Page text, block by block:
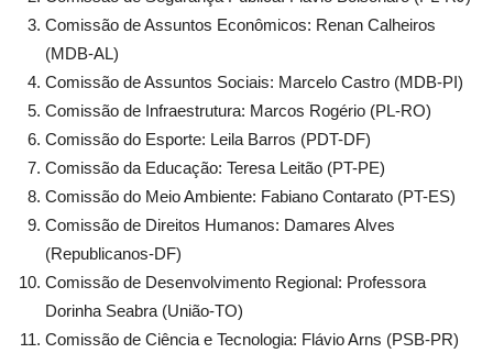
Comissão de Assuntos Econômicos: Renan Calheiros
(MDB-AL)
Comissão de Assuntos Sociais: Marcelo Castro (MDB-PI)
Comissão de Infraestrutura: Marcos Rogério (PL-RO)
Comissão do Esporte: Leila Barros (PDT-DF)
Comissão da Educação: Teresa Leitão (PT-PE)
Comissão do Meio Ambiente: Fabiano Contarato (PT-ES)
Comissão de Direitos Humanos: Damares Alves
(Republicanos-DF)
Comissão de Desenvolvimento Regional: Professora
Dorinha Seabra (União-TO)
Comissão de Ciência e Tecnologia: Flávio Arns (PSB-PR)